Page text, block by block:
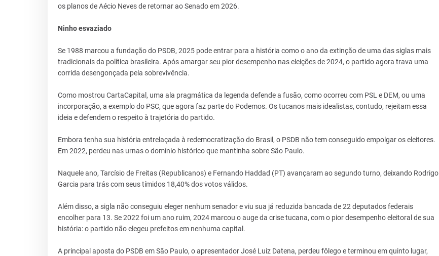
os planos de Aécio Neves de retornar ao Senado em 2026.
Ninho esvaziado
Se 1988 marcou a fundação do PSDB, 2025 pode entrar para a história como o ano da extinção de uma das siglas mais
tradicionais da política brasileira. Após amargar seu pior desempenho nas eleições de 2024, o partido agora trava uma
corrida desengonçada pela sobrevivência.
Como mostrou CartaCapital, uma ala pragmática da legenda defende a fusão, como ocorreu com PSL e DEM, ou uma
incorporação, a exemplo do PSC, que agora faz parte do Podemos. Os tucanos mais idealistas, contudo, rejeitam essa
ideia e defendem o respeito à trajetória do partido.
Embora tenha sua história entrelaçada à redemocratização do Brasil, o PSDB não tem conseguido empolgar os eleitores.
Em 2022, perdeu nas urnas o domínio histórico que mantinha sobre São Paulo.
Naquele ano, Tarcísio de Freitas (Republicanos) e Fernando Haddad (PT) avançaram ao segundo turno, deixando Rodrigo
Garcia para trás com seus tímidos 18,40% dos votos válidos.
Além disso, a sigla não conseguiu eleger nenhum senador e viu sua já reduzida bancada de 22 deputados federais
encolher para 13. Se 2022 foi um ano ruim, 2024 marcou o auge da crise tucana, com o pior desempenho eleitoral de sua
história: o partido não elegeu prefeitos em nenhuma capital.
A principal aposta do PSDB em São Paulo, o apresentador José Luiz Datena, perdeu fôlego e terminou em quinto lugar,